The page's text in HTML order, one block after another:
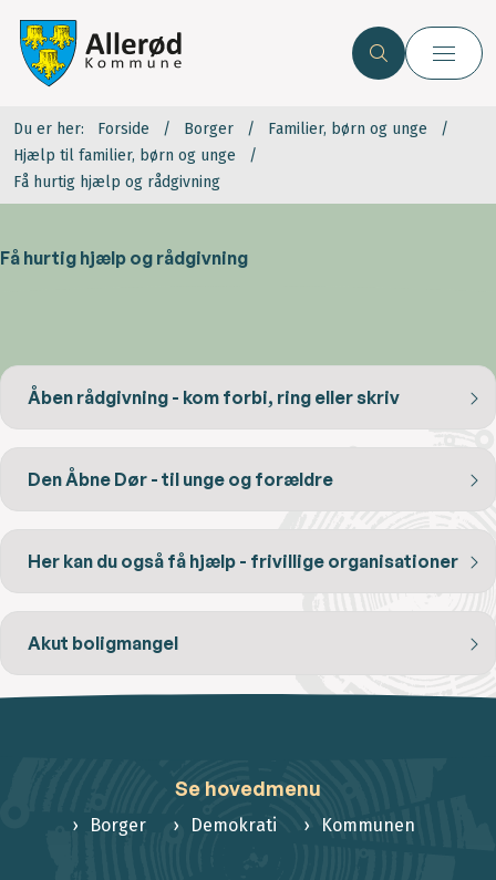
Du er her: Forside Borger
Familier, børn og unge
Hjælp til familier, børn og unge
Få hurtig hjælp og rådgivning
Få hurtig hjælp og rådgivning
Åben rådgivning - kom forbi, ring eller skriv
Den Åbne Dør - til unge og forældre
Her kan du også få hjælp - frivillige organisationer
Akut boligmangel
Se hovedmenu
Borger Demokrati Kommunen